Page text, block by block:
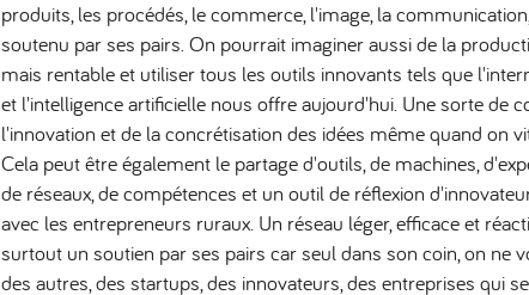
produits, les procédés, le commerce, l'image, la
soutenu par ses pairs. On pourrait imaginer aussi de la
mais rentable et utiliser tous les outils innovants tels que
et l'intelligence artificielle nous offre aujourd'hui. Une sorte de
l'innovation et de la concrétisation des idées même quand on
Cela peut être également le partage d'outils, de machines,
de réseaux, de compétences et un outil de réflexion
avec les entrepreneurs ruraux. Un réseau léger, efficace et
surtout un soutien par ses pairs car seul dans son coin, on ne
des autres, des startups, des innovateurs, des entreprises qui